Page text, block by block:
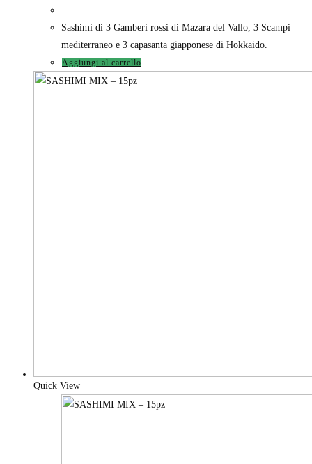
Sashimi di 3 Gamberi rossi di Mazara del Vallo, 3 Scampi
mediterraneo e 3 capasanta giapponese di Hokkaido.
Aggiungi al carrello
Quick View